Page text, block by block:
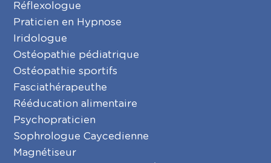
Réflexologue
Praticien en Hypnose
Iridologue
Ostéopathie pédiatrique
Ostéopathie sportifs
Fasciathérapeuthe
Rééducation alimentaire
Psychopraticien
Sophrologue Caycedienne
Magnétiseur